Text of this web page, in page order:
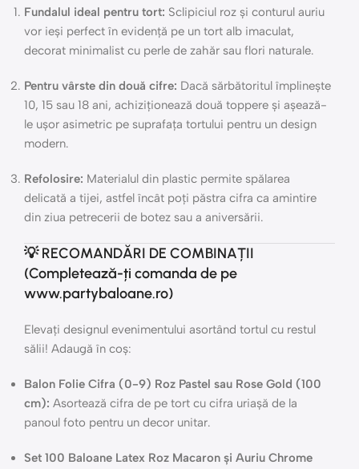
Fundalul ideal pentru tort: Sclipiciul roz și conturul auriu
vor ieși perfect în evidență pe un tort alb imaculat,
decorat minimalist cu perle de zahăr sau flori naturale.
Pentru vârste din două cifre: Dacă sărbătoritul împlinește
10, 15 sau 18 ani, achiziționează două toppere și așează-
le ușor asimetric pe suprafața tortului pentru un design
modern.
Refolosire: Materialul din plastic permite spălarea
delicată a tijei, astfel încât poți păstra cifra ca amintire
din ziua petrecerii de botez sau a aniversării.
💡 RECOMANDĂRI DE COMBINAȚII
(Completează-ți comanda de pe
www.partybaloane.ro)
Elevați designul evenimentului asortând tortul cu restul
sălii! Adaugă în coș:
Balon Folie Cifra (0-9) Roz Pastel sau Rose Gold (100
cm): Asortează cifra de pe tort cu cifra uriașă de la
panoul foto pentru un decor unitar.
Set 100 Baloane Latex Roz Macaron și Auriu Chrome